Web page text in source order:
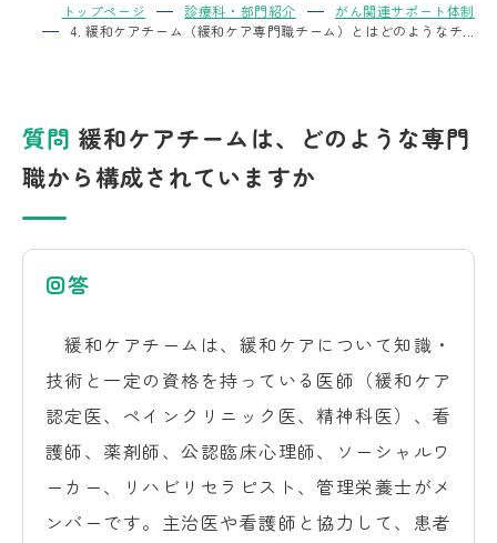
トップページ 診療科・部門紹介
がん関連サポート体制
4. 緩和ケアチーム（緩和ケア専門職チーム）とはどのようなチ...
質問 緩和ケアチームは、どのような専門
職から構成されていますか
回答
緩和ケアチームは、緩和ケアについて知識・
技術と一定の資格を持っている医師（緩和ケア
認定医、ペインクリニック医、精神科医）、看
護師、薬剤師、公認臨床心理師、ソーシャルワ
ーカー、リハビリセラピスト、管理栄養士がメ
ンバーです。主治医や看護師と協力して、患者